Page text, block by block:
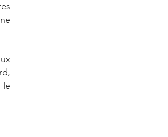
le